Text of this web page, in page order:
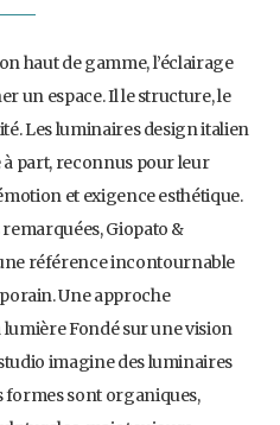
haut de gamme, l’éclairage
un espace. Il le structure, le
Les luminaires design italien
à part, reconnus pour leur
et exigence esthétique.
Giopato &
référence incontournable
Une approche
lumière Fondé sur une vision
imagine des luminaires
formes sont organiques,